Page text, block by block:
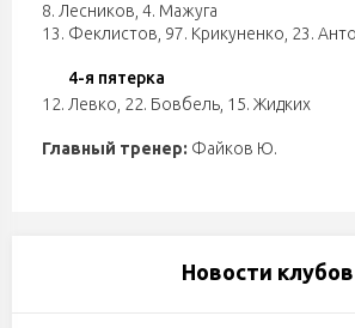
8. Лесников 4. Мажуга
13. Феклистов 97. Крикуненко 23.
4-я пятерка
12. Левко 22. Бовбель 15. Жидких
Главный тренер: Файков Ю.
Новости клубов